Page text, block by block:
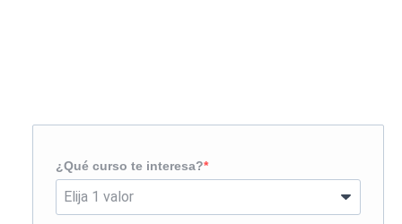
¿Qué curso te interesa?